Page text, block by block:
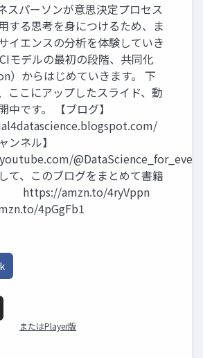
スパーソンが意思決定プロセス
する思考を身につけるため、ま
イエンスの分析を体験していき
モデルの最初の段階、共同化
）からはじめていきます。 下
ここにアップしたスライド、動
中です。 【ブログ】
ンネル】
て、このブログをまとめて書籍
https://amzn.to/4ryVppn
4pGgFb1
またはPlayer版